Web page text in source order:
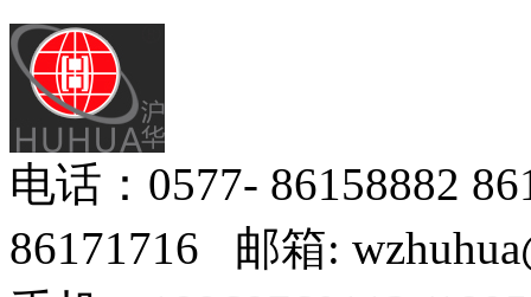
电话：0577- 86158882
86171716 邮箱: